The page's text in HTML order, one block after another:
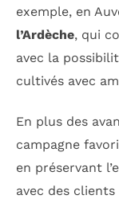
exemple, en
l’Ardèche, qui
avec la
cultivés avec
En plus des
campagne
en préservant
avec des